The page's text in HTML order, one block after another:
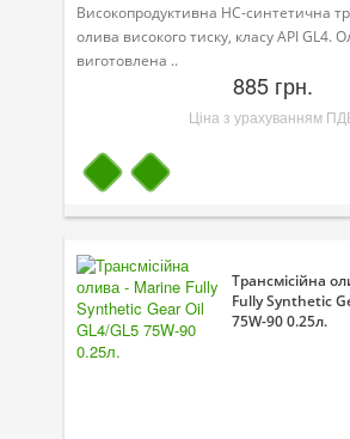
Високопродуктивна НС-синтетична
олива високого тиску, класу API GL4.
виготовлена ..
885 грн.
Ціна з урахуванням
Трансмісійна
Fully Synthetic
75W-90 0.25л.